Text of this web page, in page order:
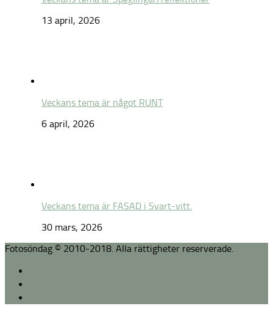
13 april, 2026
Veckans tema är något RUNT
6 april, 2026
Veckans tema är FASAD i Svart-vitt.
30 mars, 2026
Fotosöndag © 2010-2018. Alla rättigheter reserverade.